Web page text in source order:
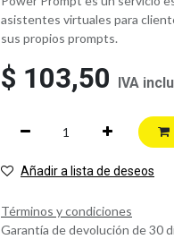
asistentes virtuales para
sus propios prompts.
$ 103,50 IVA
Añadir a lista de deseos
Términos y condiciones
Garantía de devolución de 30